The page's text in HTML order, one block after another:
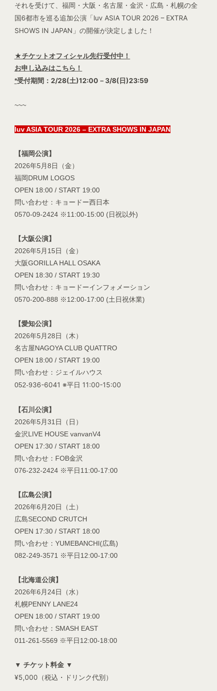
会員登録
MOVIES
OFFSHOT
それを受けて、 福岡・大阪・名古屋・金沢・広島・札幌の全
国6都市を巡る追加公演「luv ASIA TOUR 2026 – EXTRA
SHOWS IN JAPAN」の開催が決定しました！
★チケットオフィシャル先行受付中！
お申し込みはこちら！
*受付期間：2/28(土)12:00－3/8(日)23:59
~~~
luv ASIA TOUR 2026 – EXTRA SHOWS IN JAPAN
【福岡公演】
2026年5月8日（金）
福岡DRUM LOGOS
OPEN 18:00 / START 19:00
問い合わせ：キョードー西日本
0570-09-2424 ※11:00-15:00 (日祝以外)
【大阪公演】
2026年5月15日（金）
大阪GORILLA HALL OSAKA
OPEN 18:30 / START 19:30
問い合わせ：キョードーインフォメーション
0570-200-888 ※12:00-17:00 (土日祝休業)
【愛知公演】
2026年5月28日（木）
名古屋NAGOYA CLUB QUATTRO
OPEN 18:00 / START 19:00
問い合わせ：ジェイルハウス
052-936-6041 ※平日 11:00-15:00
【石川 公演】
2026年5月31日（日）
金沢LIVE HOUSE vanvanV4
OPEN 17:30 / START 18:00
問い合わせ：FOB金沢
076-232-2424 ※平日11:00-17:00
【広島公演】
2026年6月20日（土）
広島SECOND CRUTCH
OPEN 17:30 / START 18:00
問い合わせ：YUMEBANCHI(広島)
082-249-3571 ※平日12:00-17:00
【北海道公演】
2026年6月24日（水）
札幌PENNY LANE24
OPEN 18:00 / START 19:00
問い合わせ：SMASH EAST
011-261-5569 ※平日12:00-18:00
▼ チケット料金 ▼
¥5,000（税込・ドリンク代別）